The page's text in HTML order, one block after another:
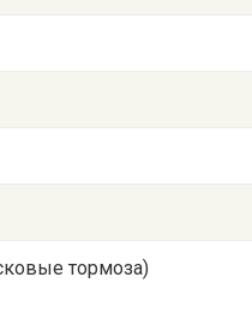
тормоза)